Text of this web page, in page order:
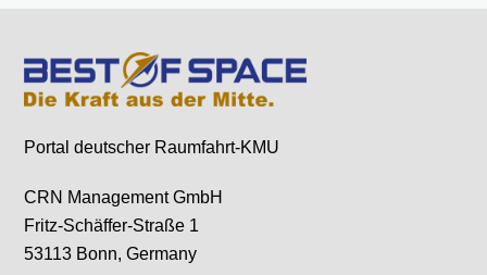
Portal deutscher Raumfahrt-KMU
CRN Management GmbH
Fritz-Schäffer-Straße 1
53113 Bonn, Germany